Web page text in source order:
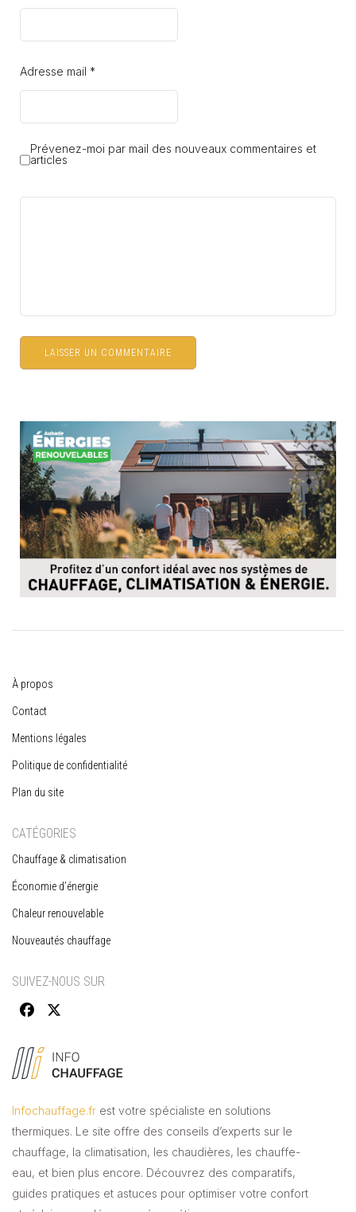
Adresse mail *
Prévenez-moi par mail des nouveaux commentaires et
articles
Infochauffage.fr est votre spécialiste en solutions
thermiques. Le site offre des conseils d’experts sur le
chauffage, la climatisation, les chaudières, les chauffe-
eau, et bien plus encore. Découvrez des comparatifs,
guides pratiques et astuces pour optimiser votre confort
À propos
Contact
Mentions légales
Politique de confidentialité
Plan du site
CATÉGORIES
Chauffage & climatisation
Économie d’énergie
Chaleur renouvelable
Nouveautés chauffage
SUIVEZ-NOUS SUR